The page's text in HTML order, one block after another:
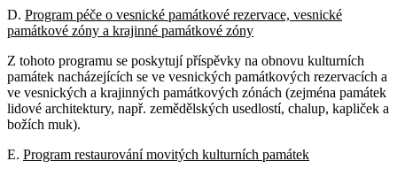
D. Program péče o vesnické památkové rezervace, vesnické
památkové zóny a krajinné památkové zóny
Z tohoto programu se poskytují příspěvky na obnovu kulturních
památek nacházejících se ve vesnických památkových rezervacích a
ve vesnických a krajinných památkových zónách (zejména památek
lidové architektury, např. zemědělských usedlostí, chalup, kapliček a
božích muk).
E. Program restaurování movitých kulturních památek